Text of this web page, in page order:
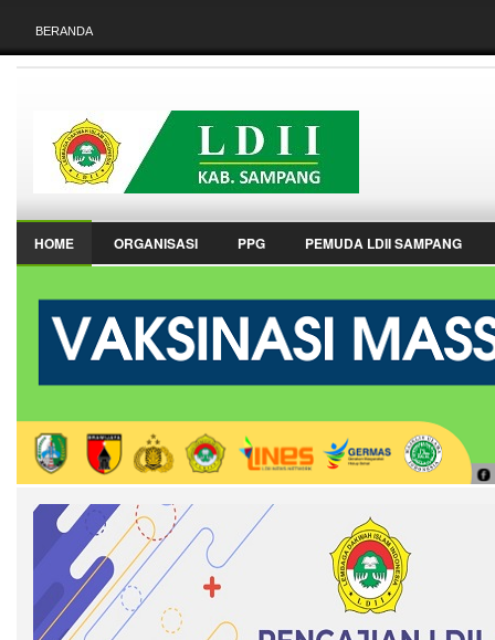
BERANDA
HOME ORGANISASI PPG PEMUDA LDII SAMPANG